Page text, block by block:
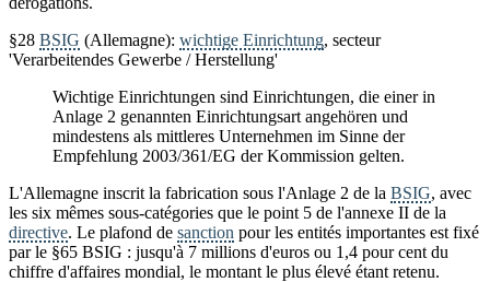
§28 BSIG (Allemagne): wichtige Einrichtung, secteur
'Verarbeitendes Gewerbe / Herstellung'
Wichtige Einrichtungen sind Einrichtungen, die einer in
Anlage 2 genannten Einrichtungsart angehören und
mindestens als mittleres Unternehmen im Sinne der
Empfehlung 2003/361/EG der Kommission gelten.
L'Allemagne inscrit la fabrication sous l'Anlage 2 de la BSIG, avec
les six mêmes sous-catégories que le point 5 de l'annexe II de la
directive. Le plafond de sanction pour les entités importantes est fixé
par le §65 BSIG : jusqu'à 7 millions d'euros ou 1,4 pour cent du
chiffre d'affaires mondial, le montant le plus élevé étant retenu.